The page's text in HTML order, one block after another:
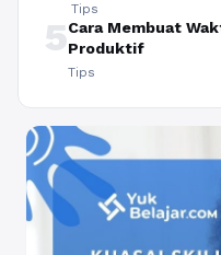
Tips
5Cara Membuat
Produktif
Tips